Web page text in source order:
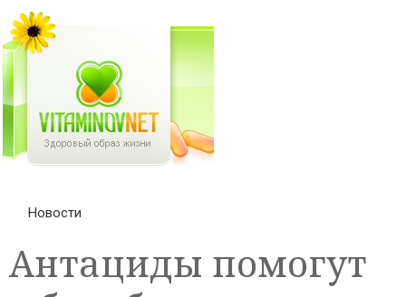
Новости
Антациды помогут